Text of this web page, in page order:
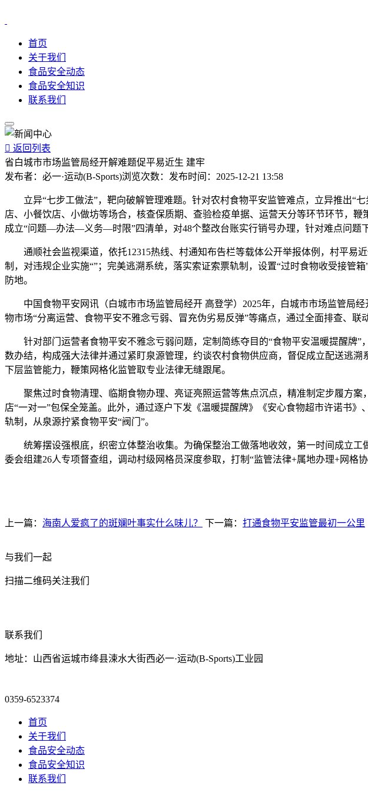
首页
关于我们
食品安全动态
食品安全知识
联系我们
 返回列表
省白城市市场监管局经开解难题促平易近生 建牢
发布者： 必一·运动(B-Sports)浏览次数： 发布时间： 2025-12-21 13:58
立异“七步工做法”，靶向破解管理难题。针对农村食物平安监管难点，立异推出“
店、小餐饮店、小做坊等场合，核查保质期、查验检疫单据、运营天分等环节环节，
成立“问题—办法—义务—时限”四清单，对48个整改台账实行销号办理，针对难点问题
通顺社会监视渠道，依托12315热线、村通知布告栏等载体公开举报体例，村平易
制，对违规企业实施“”；完美逃溯系统，落实索证索票轨制，设置“过时食物收受接管
防地。
中国食物平安网讯（白城市市场监管局经开 高登学）2025年，白城市市场监管局
物市场“分离运营、食物平安不雅念亏弱、冒充伪劣易反弹”等痛点，通过全面排查、联
针对部门运营者食物平安不雅念亏弱问题，定制简练夺目的“食物平安温暖提醒牌”
数办结，构成强大法律并通过紧盯泉源管理，约谈农村食物供应商，督促成立配送逃
下层监管能力，鞭策网格化监管取专业法律无缝跟尾。
聚焦过时食物清理、临期食物办理、亮证亮照运营等焦点沉点，精准制定步履方案
店“一对一”包保全笼盖。此外，通过逐户下发《温暖提醒牌》《安心食物超市许诺书
轨制，从泉源拧紧食物平安“阀门”。
统筹摆设强根底，织密立体整治收集。为确保整治工做落地收效，第一时间成立工
委会组建26人专项督查组，调动村级网格员深度参取，打制“监管法律+属地办理+网格协
上一篇： 海南人爱疯了的斑斓叶事实什么味儿？ 下一篇： 打通食物平安监管最初一公里
与我们一起
扫描二维码关注我们
联系我们
地址：山西省运城市绛县涑水大街西必一·运动(B-Sports)工业园
0359-6523374
首页
关于我们
食品安全动态
食品安全知识
联系我们